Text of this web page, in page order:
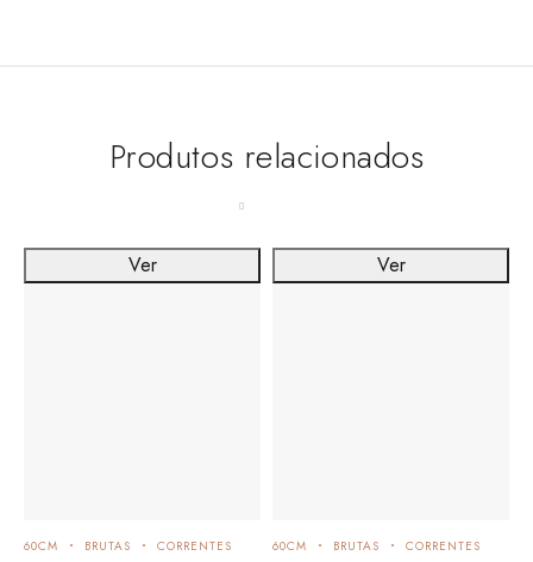
Produtos relacionados
60CM BRUTAS CORRENTES
Ver
60CM BRUTAS CORRENTES
Ver